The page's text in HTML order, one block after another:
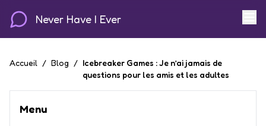
Never Have I Ever
Accueil / Blog / Icebreaker Games : Je n’ai jamais de
questions pour les amis et les adultes
Menu